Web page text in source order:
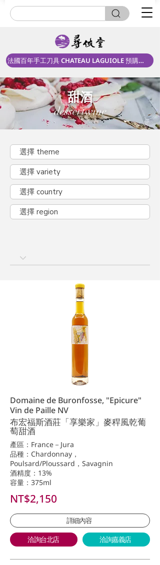
法國百年手工刀具 CHATEAU LAGUIOLE 預購中！
甜酒
dessertwine
Domaine de Buronfosse, "Epicure"
Vin de Paille NV
布宏福斯酒莊「享樂家」麥稈風乾葡
萄甜酒
產區：France－Jura
品種：Chardonnay，
Poulsard/Ploussard，Savagnin
酒精度：13%
容量：375ml
NT$2,150
詳細內容
洽詢台北店 洽詢嘉義店